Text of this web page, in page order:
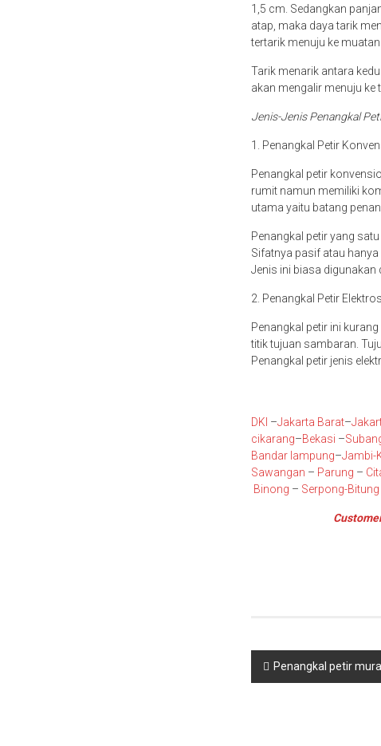
1,5 cm. Sedangkan
atap, maka daya tarik
tertarik menuju ke
Tarik menarik antara
akan mengalir menuju ke
Jenis-Jenis Penangkal
1. Penangkal Petir
Penangkal petir
rumit namun memiliki
utama yaitu batang
Penangkal petir yang
Sifatnya pasif atau
Jenis ini biasa digunakan
2. Penangkal Petir
Penangkal petir ini
titik tujuan sambaran.
Penangkal petir jenis
DKI –Jakarta Barat–
cikarang–Bekasi –
Bandar lampung–Jambi-
Sawangan – Parung –
Binong – Serpong-Bitung
Navigasi
pos
Penangkal petir